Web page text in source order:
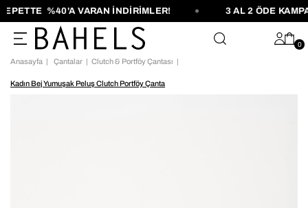
%40'A VARAN İNDİRİMLER! 3 AL 2 ÖDE
0
Anasayfa Çantalar Clutch & Portföy Çantası
Kadın Bej Yumuşak Peluş Clutch Portföy Çanta